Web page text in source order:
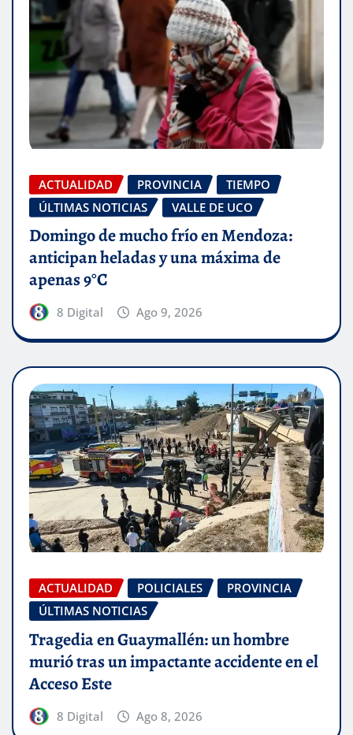
ACTUALIDAD PROVINCIA
TIEMPO
ÚLTIMAS NOTICIAS
VALLE DE UCO
Domingo de mucho frío en Mendoza:
anticipan heladas y una máxima de
apenas 9°C
8 Digital Ago 9, 2026
ACTUALIDAD POLICIALES
PROVINCIA
ÚLTIMAS NOTICIAS
Tragedia en Guaymallén: un hombre
murió tras un impactante accidente en el
Acceso Este
8 Digital Ago 8, 2026